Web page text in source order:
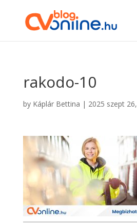
rakodo-10
by Káplár Bettina | 2025 szept 26,